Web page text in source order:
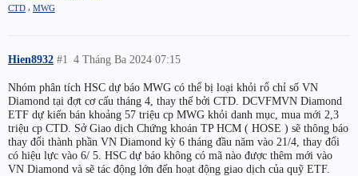
CTD
MWG
Hien8932 4 Tháng Ba 2024 07:15
#1
Nhóm phân tích HSC dự báo MWG có thể bị loại khỏi rổ chỉ số VN
Diamond tại đợt cơ cấu tháng 4, thay thế bởi CTD. DCVFMVN Diamond
ETF dự kiến bán khoảng 57 triệu cp MWG khỏi danh mục, mua mới 2,3
triệu cp CTD. Sở Giao dịch Chứng khoán TP HCM ( HOSE ) sẽ thông báo
thay đổi thành phần VN Diamond kỳ 6 tháng đầu năm vào 21/4, thay đổi
có hiệu lực vào 6/ 5. HSC dự báo không có mã nào được thêm mới vào
VN Diamond và sẽ tác động lớn đến hoạt động giao dịch của quỹ ETF.